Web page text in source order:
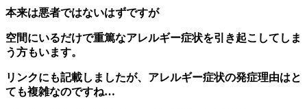
本来は悪者ではないはずですが
空間にいるだけで重篤なアレルギー症状を引き起こしてしま
う方もいます。
リンクにも記載しましたが、アレルギー症状の発症理由はと
ても複雑なのですね…